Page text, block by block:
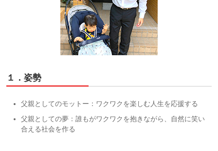
１．姿勢
父親としてのモットー：ワクワクを楽しむ人生を応援する
父親としての夢：誰もがワクワクを抱きながら、自然に笑い
合える社会を作る